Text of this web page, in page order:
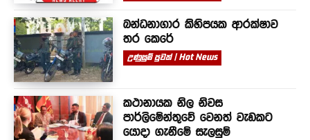
බන්ධනාගාර කිහිපයක ආරක්ෂාව
තර කෙරේ
උණුසුම් පුවත් | Hot News
කථානායක නිල නිවස
පාර්ලිමේන්තුවේ වෙනත් වැඩකට
යොදා ගැනීමේ සැලසුම්